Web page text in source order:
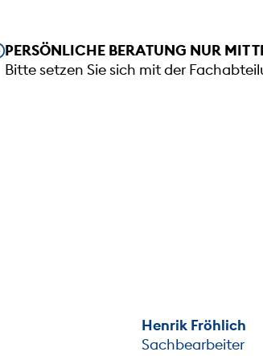
Öffnungszeiten
PERSÖNLICHE BERATUNG NUR MIT
Bitte setzen Sie sich mit der
Henrik Fröhlich
Sachbearbeiter